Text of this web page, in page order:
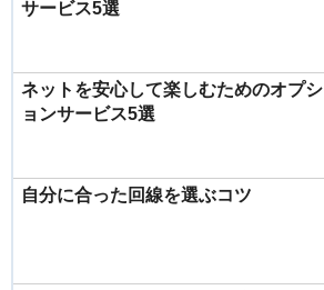
サービス5選
ネットを安心して楽しむためのオプシ
ョンサービス5選
自分に合った回線を選ぶコツ